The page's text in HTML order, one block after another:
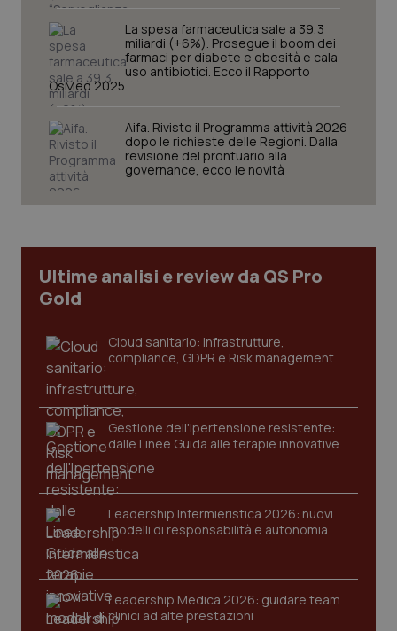
La spesa farmaceutica sale a 39,3
miliardi (+6%). Prosegue il boom dei
farmaci per diabete e obesità e cala
uso antibiotici. Ecco il Rapporto
OsMed 2025
Aifa. Rivisto il Programma attività 2026
dopo le richieste delle Regioni. Dalla
revisione del prontuario alla
governance, ecco le novità
Ultime analisi e review da QS Pro
Gold
Cloud sanitario: infrastrutture,
compliance, GDPR e Risk management
Gestione dell'Ipertensione resistente:
dalle Linee Guida alle terapie innovative
Leadership Infermieristica 2026: nuovi
modelli di responsabilità e autonomia
Leadership Medica 2026: guidare team
clinici ad alte prestazioni
funzionare correttamente senza questi cookie.
Fornitore/ Dominio
VISITOR_PRIVACY_METADATA
YouTube
.youtube.com
CookieScriptConsent
CookieScript
www.quotidianosanita.it
tracking-sites-ironfish-